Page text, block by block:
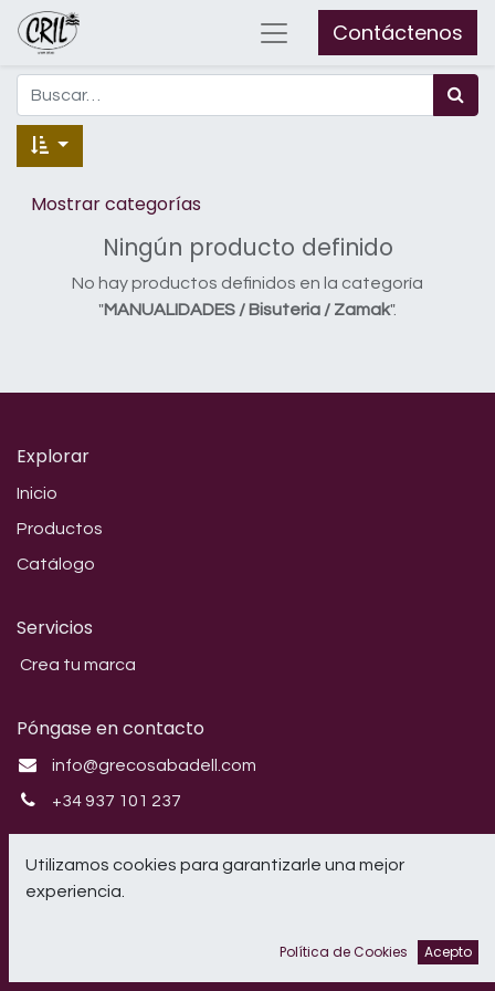
Contáctenos
Mostrar categorías
Ningún producto definido
No hay productos definidos en la categoría
"MANUALIDADES / Bisuteria / Zamak".
Explorar
Inicio
Productos
Catálogo
Servicios
Crea tu marca
Póngase en contacto
info@grecosabadell.com
+34 937 101 237
Síganos
Instagram
Utilizamos cookies para garantizarle una mejor
experiencia.
Política de Cookies Acepto